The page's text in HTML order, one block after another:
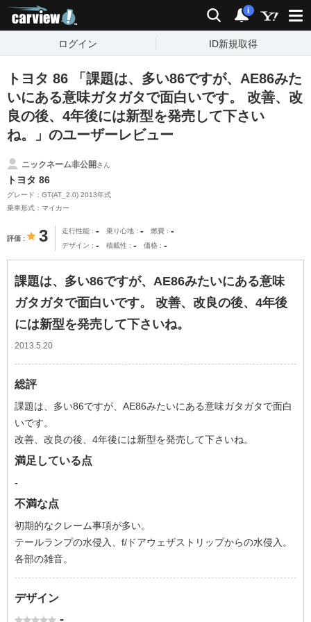
検索 通知
i
ログイン ID新規取得
トヨタ 86 「課題は、多い86ですが、AE86みた
いにある意味ガタガタで面白いです。 改善、改
良の後、4年後には新型を発売して下さい
ね。」のユーザーレビュー
ニックネーム非公開さん
トヨタ 86
グレード：GT(AT_2.0) 2013年式
乗車形式：マイカー
評価 3 走行性能 - 乗り心地 - 燃費 -
デザイン - 積載性 - 価格 -
課題は、多い86ですが、AE86みたいにある意味
ガタガタで面白いです。 改善、改良の後、4年後
には新型を発売して下さいね。
2013.5.20
総評
課題は、多い86ですが、AE86みたいにある意味ガタガタで面白
いです。
改善、改良の後、4年後には新型を発売して下さいね。
満足している点
-
不満な点
初期的なクレーム事項が多い。
テールランプの水侵入、f/ドアウェザストリップからの水侵入。
各部の雑音。
デザイン
-